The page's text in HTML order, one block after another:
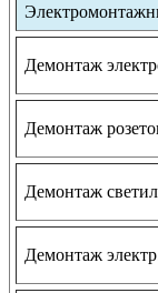
Демонтаж
Демонтаж
Демонтаж
Демонтаж